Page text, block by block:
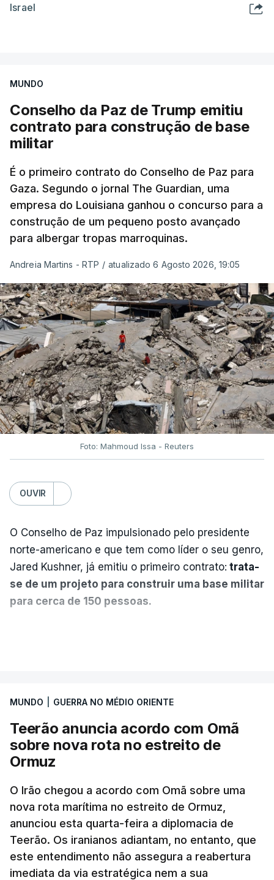
Israel
MUNDO
Conselho da Paz de Trump emitiu
contrato para construção de base
militar
É o primeiro contrato do Conselho de Paz para
Gaza. Segundo o jornal The Guardian, uma
empresa do Louisiana ganhou o concurso para a
construção de um pequeno posto avançado
para albergar tropas marroquinas.
Andreia Martins - RTP / atualizado 6 Agosto 2026, 19:05
Foto: Mahmoud Issa - Reuters
OUVIR
O Conselho de Paz impulsionado pelo presidente
norte-americano e que tem como líder o seu genro,
Jared Kushner, já emitiu o primeiro contrato: trata-
se de um projeto para construir uma base militar
para cerca de 150 pessoas.
que já colaborou com a Administração norte-
americana em projetos no Médio Oriente,
nomeadamente no Iraque.
militar deverá ficar nos 60 por cento de
território de Gaza que Israel controla e a cerca
de 1,5 quilómetros da fronteira com Israel.
Permite, desta forma, uma extração rápida em
caso de ataque.
MUNDO GUERRA NO MÉDIO ORIENTE
Teerão anuncia acordo com Omã
sobre nova rota no estreito de
Ormuz
O Irão chegou a acordo com Omã sobre uma
nova rota marítima no estreito de Ormuz,
anunciou esta quarta-feira a diplomacia de
Teerão. Os iranianos adiantam, no entanto, que
este entendimento não assegura a reabertura
imediata da via estratégica nem a sua